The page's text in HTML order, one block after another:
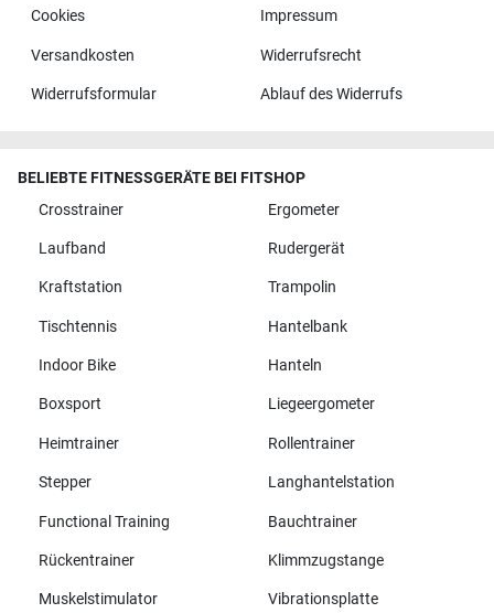
Cookies Impressum
Versandkosten Widerrufsrecht
Widerrufsformular Ablauf des Widerrufs
BELIEBTE FITNESSGERÄTE BEI FITSHOP
Crosstrainer
Ergometer
Laufband Rudergerät
Kraftstation Trampolin
Tischtennis Hantelbank
Indoor Bike Hanteln
Boxsport Liegeergometer
Heimtrainer Rollentrainer
Stepper Langhantelstation
Functional Training Bauchtrainer
Rückentrainer Klimmzugstange
Muskelstimulator Vibrationsplatte